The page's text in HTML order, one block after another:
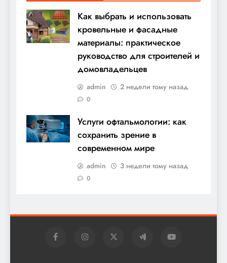
Как выбрать и использовать
кровельные и фасадные
материалы: практическое
руководство для строителей и
домовладельцев
admin 2 недели тому назад
0
Услуги офтальмологии: как
сохранить зрение в
современном мире
admin 3 недели тому назад
0